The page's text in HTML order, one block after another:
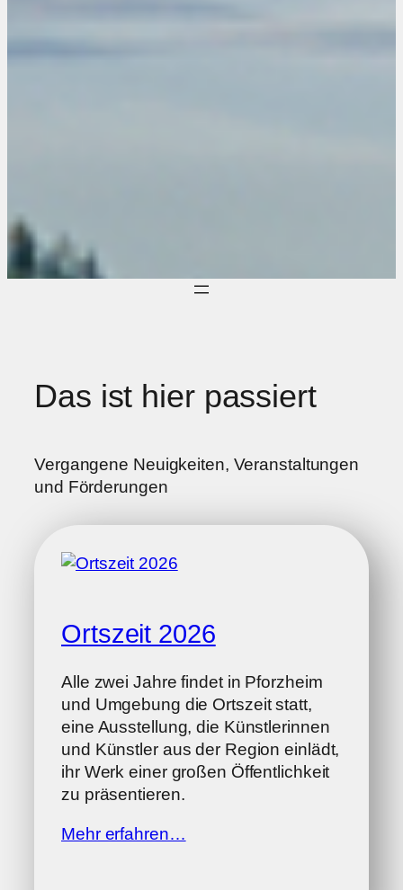
Das ist hier passiert
Vergangene Neuigkeiten, Veranstaltungen
und Förderungen
Ortszeit 2026
Alle zwei Jahre findet in Pforzheim
und Umgebung die Ortszeit statt,
eine Ausstellung, die Künstlerinnen
und Künstler aus der Region einlädt,
ihr Werk einer großen Öffentlichkeit
zu präsentieren.
Mehr erfahren…